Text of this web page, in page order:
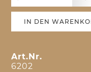
IN DEN
Art.Nr.
6202